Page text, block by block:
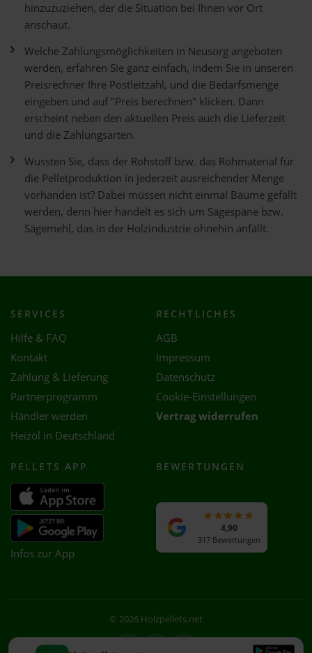
hinzuzuziehen, der die Situation bei Ihnen vor Ort
anschaut.
Welche Zahlungsmöglichkeiten in Neusorg angeboten
werden, erfahren Sie ganz einfach, indem Sie in unseren
Preisrechner Ihre Postleitzahl, und die Bedarfsmenge
eingeben und auf "Preis berechnen" klicken. Dann
erscheint neben den aktuellen Preis auch die Lieferzeit
und die Zahlungsarten.
Wussten Sie, dass der Rohstoff bzw. das Rohmaterial für
die Pelletproduktion in jederzeit ausreichender Menge
vorhanden ist? Dabei müssen nicht einmal Bäume gefällt
werden, denn hier handelt es sich um Sägespäne bzw.
Sägemehl, das in der Holzindustrie ohnehin anfällt.
SERVICES
Hilfe & FAQ
Kontakt
Zahlung & Lieferung
Partnerprogramm
Händler werden
Heizöl in Deutschland
RECHTLICHES
AGB
Impressum
Datenschutz
Cookie-Einstellungen
Vertrag widerrufen
PELLETS APP
Infos zur App
BEWERTUNGEN
4,90
317 Bewertungen
© 2026 Holzpellets.net